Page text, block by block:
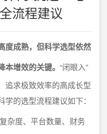
流程建议
度成熟，但科学选型依然
增效的关键。 “闭眼入”
追求极致效率的高成长型
的选型流程建议如下：
杂度、平台数量、财务